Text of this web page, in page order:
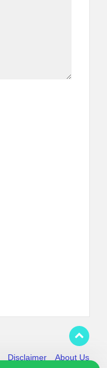
Disclaimer About Us